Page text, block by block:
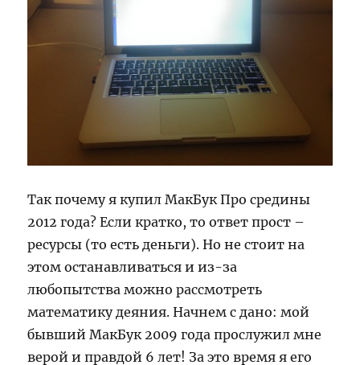
Так почему я купил МакБук Про средины
2012 года? Если кратко, то ответ прост –
ресурсы (то есть деньги). Но не стоит на
этом останавливаться и из-за
любопытства можно рассмотреть
математику деяния. Начнем с дано: мой
бывший МакБук 2009 года прослужил мне
верой и правдой 6 лет! За это время я его